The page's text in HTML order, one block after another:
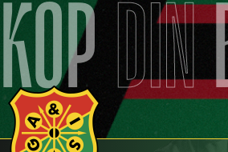
KÖPDIN